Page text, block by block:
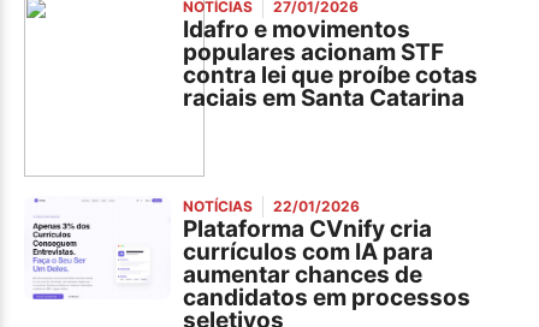
NOTÍCIAS 27/01/2026
Idafro e movimentos
populares acionam STF
contra lei que proíbe cotas
raciais em Santa Catarina
NOTÍCIAS 22/01/2026
Plataforma CVnify cria
currículos com IA para
aumentar chances de
candidatos em processos
seletivos